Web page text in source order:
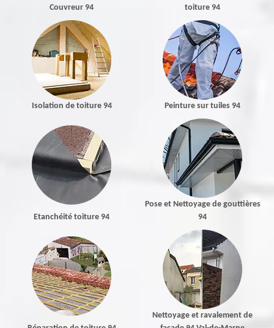
Couvreur 94
toiture 94
Isolation de toiture 94 Peinture sur tuiles 94
Etanchéité toiture 94
Pose et Nettoyage de gouttières
94
Nettoyage et ravalement de